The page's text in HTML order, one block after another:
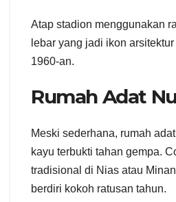
Atap stadion menggunakan
lebar yang jadi ikon
1960-an.
Rumah Adat
Meski sederhana, rumah
kayu terbukti tahan gempa.
tradisional di Nias atau
berdiri kokoh ratusan tahun.